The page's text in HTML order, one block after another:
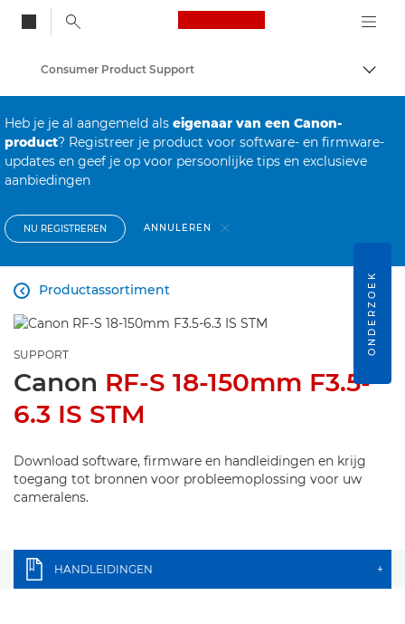
Canon Logo, back
Consumer Product Support
Heb je je al aangemeld als eigenaar van een Canon-
product? Registreer je product voor software- en firmware-
updates en geef je op voor persoonlijke tips en exclusieve
aanbiedingen
NU REGISTREREN ANNULEREN
Productassortiment

SUPPORT
Canon RF-S 18-150mm F3.5-
6.3 IS STM
Download software, firmware en handleidingen en krijg
toegang tot bronnen voor probleemoplossing voor uw
cameralens.
HANDLEIDINGEN +
ONDERZOEK